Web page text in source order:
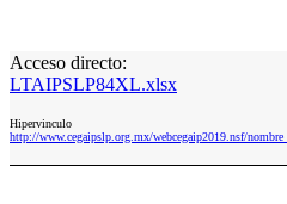
Acceso directo:
LTAIPSLP84XL.xlsx
Hipervinculo
http://www.cegaipslp.org.mx/webcegaip2019.nsf/